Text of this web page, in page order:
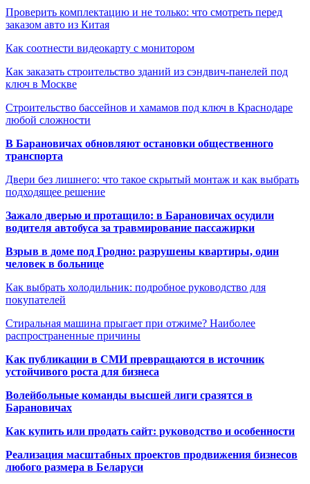
Проверить комплектацию и не только: что смотреть перед
заказом авто из Китая
Как соотнести видеокарту с монитором
Как заказать строительство зданий из сэндвич-панелей под
ключ в Москве
Строительство бассейнов и хамамов под ключ в Краснодаре
любой сложности
В Барановичах обновляют остановки общественного
транспорта
Двери без лишнего: что такое скрытый монтаж и как выбрать
подходящее решение
Зажало дверью и протащило: в Барановичах осудили
водителя автобуса за травмирование пассажирки
Взрыв в доме под Гродно: разрушены квартиры, один
человек в больнице
Как выбрать холодильник: подробное руководство для
покупателей
Стиральная машина прыгает при отжиме? Наиболее
распространенные причины
Как публикации в СМИ превращаются в источник
устойчивого роста для бизнеса
Волейбольные команды высшей лиги сразятся в
Барановичах
Как купить или продать сайт: руководство и особенности
Реализация масштабных проектов продвижения бизнесов
любого размера в Беларуси